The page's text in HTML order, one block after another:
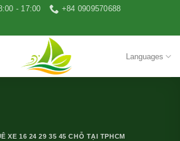
- 17:00
+84 0909570688
Languages
XE 16 24 29 35 45 CHỖ TẠI TPHCM